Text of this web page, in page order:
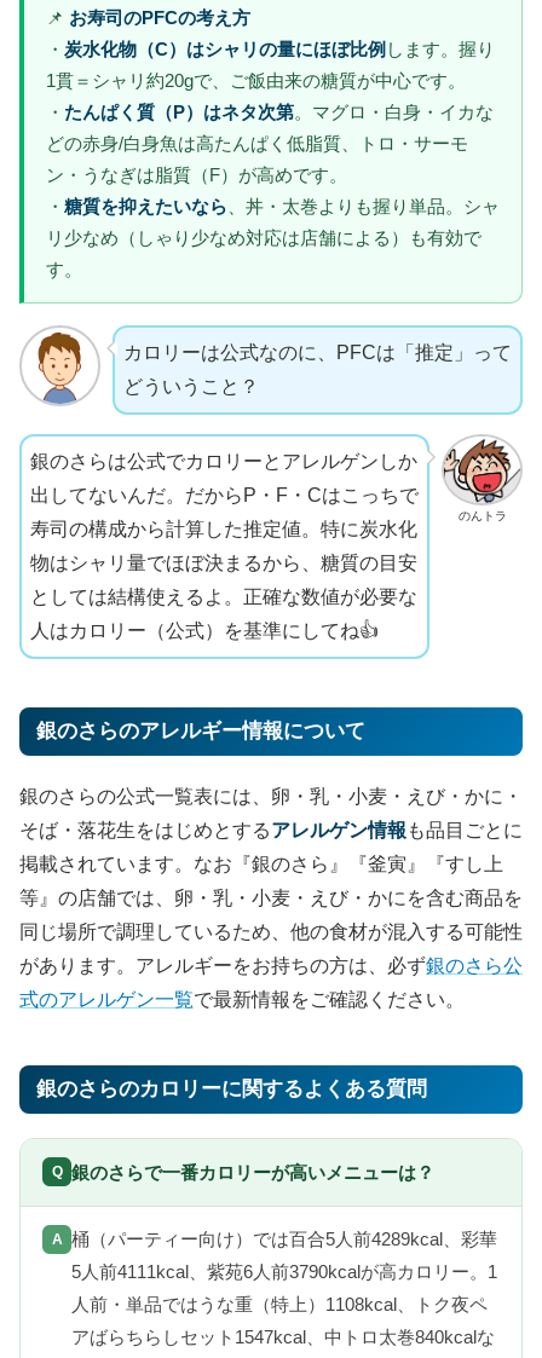
📌 お寿司のPFCの考え方
・ 炭水化物（C）はシャリの量にほぼ比例 します。握り
1貫＝シャリ約20gで、ご飯由来の糖質が中心です。
・ たんぱく質（P）はネタ次第。マグロ・白身・イカな
どの赤身/白身魚は高たんぱく低脂質、トロ・サーモ
ン・うなぎは脂質（F）が高めです。
・ 糖質を抑えたいなら、丼・太巻よりも握り単品。シャ
リ少なめ（しゃり少なめ対応は店舗による）も有効で
す。
カロリーは公式なのに、PFCは「推定」って
どういうこと？
のんトラ
銀のさらは公式でカロリーとアレルゲンしか
出してないんだ。だからP・F・Cはこっちで
寿司の構成から計算した推定値。特に炭水化
物はシャリ量でほぼ決まるから、糖質の目安
としては結構使えるよ。正確な数値が必要な
人はカロリー（公式）を基準にしてね👍
銀のさらのアレルギー情報について
銀のさらの公式一覧表には、卵・乳・小麦・えび・かに・
そば・落花生をはじめとするアレルゲン情報 も品目ごとに
掲載されています。なお『銀のさら』『釜寅』『すし上
等』の店舗では、卵・乳・小麦・えび・かにを含む商品を
同じ場所で調理しているため、他の食材が混入する可能性
があります。アレルギーをお持ちの方は、必ず銀のさら公
式のアレルゲン一覧で最新情報をご確認ください。
銀のさらのカロリーに関するよくある質問
銀のさらで一番カロリーが高いメニューは？
桶（パーティー向け）では百合5人前4289kcal、彩華
5人前4111kcal、紫苑6人前3790kcalが高カロリー。1
人前・単品ではうな重（特上）1108kcal、トク夜ペ
アばらちらしセット1547kcal、中トロ太巻840kcalな